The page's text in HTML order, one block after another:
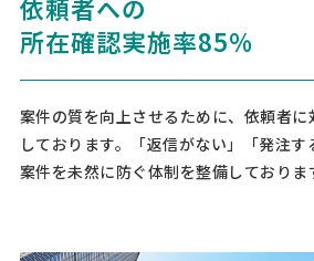
依頼者への
所在確認実施率85%
案件の質を向上させるために、依頼者
しております。「返信がない」「発注
案件を未然に防ぐ体制を整備しておりま
をお願いできる司法書士を探しております。
すが、銀行より「抵当権設定登記は銀行側指
司法書士 > 司法書士
総額予算 相談して決めたい
[相談内容] 【下記は、運営側で確認とれまし